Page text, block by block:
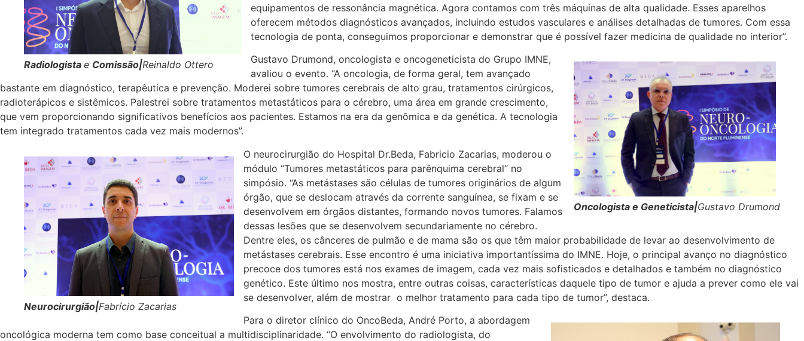
Radiologista e Comissão|Reinaldo Ottero
equipamentos de ressonância magnética. Agora contamos com três máquinas de alta qualidade. Esses aparelhos
oferecem métodos diagnósticos avançados, incluindo estudos vasculares e análises detalhadas de tumores. Com essa
tecnologia de ponta, conseguimos proporcionar e demonstrar que é possível fazer medicina de qualidade no interior”.
Oncologista e Geneticista|Gustavo Drumond
Gustavo Drumond, oncologista e oncogeneticista do Grupo IMNE,
avaliou o evento. “A oncologia, de forma geral, tem avançado
bastante em diagnóstico, terapêutica e prevenção. Moderei sobre tumores cerebrais de alto grau, tratamentos cirúrgicos,
radioterápicos e sistêmicos. Palestrei sobre tratamentos metastáticos para o cérebro, uma área em grande crescimento,
que vem proporcionando significativos benefícios aos pacientes. Estamos na era da genômica e da genética. A tecnologia
tem integrado tratamentos cada vez mais modernos”.
Neurocirurgião|Fabrício Zacarias
O neurocirurgião do Hospital Dr.Beda, Fabricio Zacarias, moderou o
módulo “Tumores metastáticos para parênquima cerebral” no
simpósio. “As metástases são células de tumores originários de algum
órgão, que se deslocam através da corrente sanguínea, se fixam e se
desenvolvem em órgãos distantes, formando novos tumores. Falamos
dessas lesões que se desenvolvem secundariamente no cérebro.
Dentre eles, os cânceres de pulmão e de mama são os que têm maior probabilidade de levar ao desenvolvimento de
metástases cerebrais. Esse encontro é uma iniciativa importantíssima do IMNE. Hoje, o principal avanço no diagnóstico
precoce dos tumores está nos exames de imagem, cada vez mais sofisticados e detalhados e também no diagnóstico
genético. Este último nos mostra, entre outras coisas, características daquele tipo de tumor e ajuda a prever como ele vai
se desenvolver, além de mostrar o melhor tratamento para cada tipo de tumor”, destaca.
Para o diretor clínico do OncoBeda, André Porto, a abordagem
oncológica moderna tem como base conceitual a multidisciplinaridade. “O envolvimento do radiologista, do